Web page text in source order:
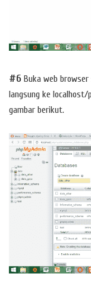
#6 Buka web
langsung ke
gambar berikut.